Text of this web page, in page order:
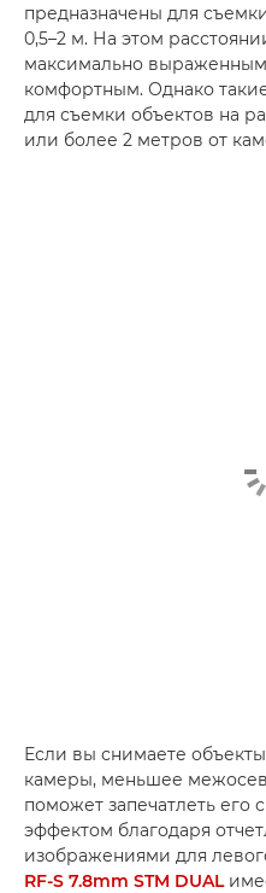
предназначены для
0,5–2 м. На этом
максимально
комфортным. Однако
для съемки объектов на
или более 2 метров от
Если вы снимаете
камеры, меньшее
поможет запечатлеть
эффектом благодаря
изображениями для
RF-S 7.8mm STM DUAL